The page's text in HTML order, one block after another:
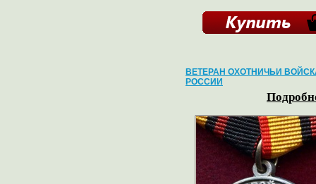
ВЕТЕРАН ОХОТНИЧЬИ
РОССИИ